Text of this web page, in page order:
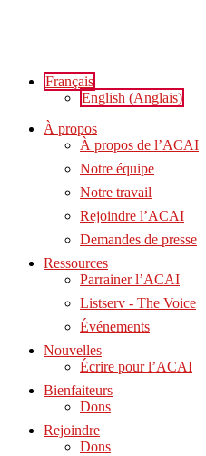
Français
English (Anglais)
À propos
À propos de l’ACAI
Notre équipe
Notre travail
Rejoindre l’ACAI
Demandes de presse
Ressources
Parrainer l’ACAI
Listserv - The Voice
Événements
Nouvelles
Écrire pour l’ACAI
Bienfaiteurs
Dons
Rejoindre
Dons